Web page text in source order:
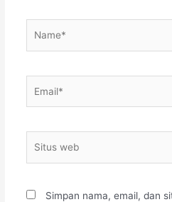
web
Simpan nama, email, dan